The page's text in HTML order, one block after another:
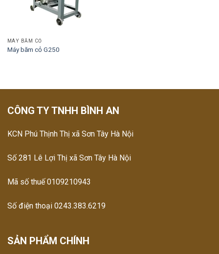
MÁY BĂM CỎ
Máy băm cỏ G250
CÔNG TY TNHH BÌNH AN
KCN Phú Thịnh Thị xã Sơn Tây Hà Nội
Số 281 Lê Lợi Thị xã Sơn Tây Hà Nội
Mã số thuế 0109210943
Số điện thoại 0243.383.6219
SẢN PHẨM CHÍNH